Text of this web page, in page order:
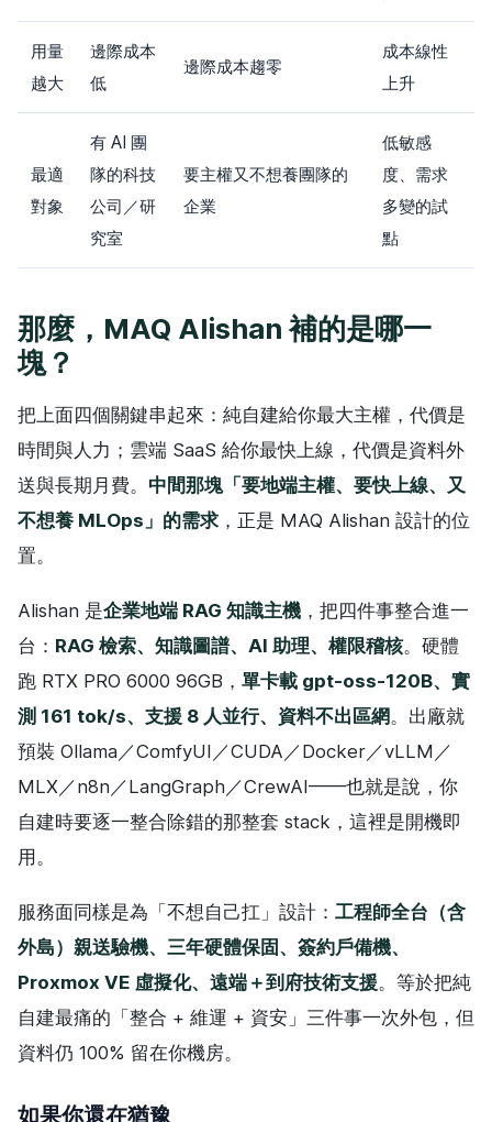
用量
越大
邊際成本
低
邊際成本趨零
成本線性
上升
最適
對象
有 AI 團
隊的科技
公司／研
究室
要主權又不想養團隊的
企業
低敏感
度、需求
多變的試
點
那麼，MAQ Alishan 補的是哪一
塊？
把上面四個關鍵串起來：純自建給你最大主權，代價是
時間與人力；雲端 SaaS 給你最快上線，代價是資料外
送與長期月費。 中間那塊「要地端主權、要快上線、又
不想養 MLOps」的需求 ，正是 MAQ Alishan 設計的位
置。
Alishan 是企業地端 RAG 知識主機 ，把四件事整合進一
台： RAG 檢索、知識圖譜、AI 助理、權限稽核。硬體
跑 RTX PRO 6000 96GB， 單卡載 gpt-oss-120B、實
測 161 tok/s、支援 8 人並行、資料不出區網。出廠就
預裝 Ollama／ComfyUI／CUDA／Docker／vLLM／
MLX／n8n／LangGraph／CrewAI——也就是說，你
自建時要逐一整合除錯的那整套 stack，這裡是開機即
用。
服務面同樣是為「不想自己扛」設計： 工程師全台（含
外島）親送驗機、三年硬體保固、簽約戶備機、
Proxmox VE 虛擬化、遠端＋到府技術支援。等於把純
自建最痛的「整合 + 維運 + 資安」三件事一次外包，但
資料仍 100% 留在你機房。
如果你還在猶豫